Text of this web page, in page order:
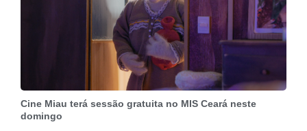
Cine Miau terá sessão gratuita no MIS Ceará neste
domingo